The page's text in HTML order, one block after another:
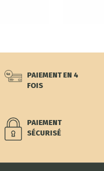
PAIEMENT EN 4
FOIS
PAIEMENT
SÉCURISÉ